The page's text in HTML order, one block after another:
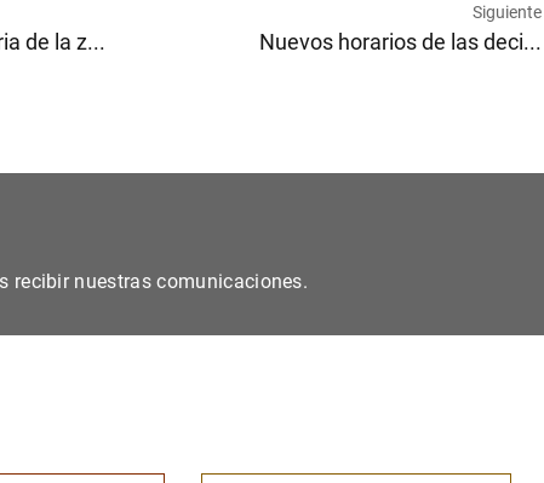
de la z...
Siguiente
Nuevos horarios de las deci...
recibir nuestras comunicaciones.